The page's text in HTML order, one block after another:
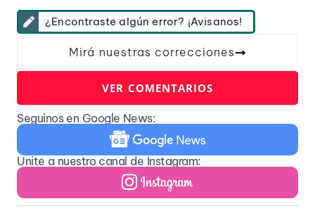
¿Encontraste algún error? ¡Avisanos!
Mirá nuestras correcciones
VER COMENTARIOS
Seguinos en Google News:
Unite a nuestro canal de Instagram: